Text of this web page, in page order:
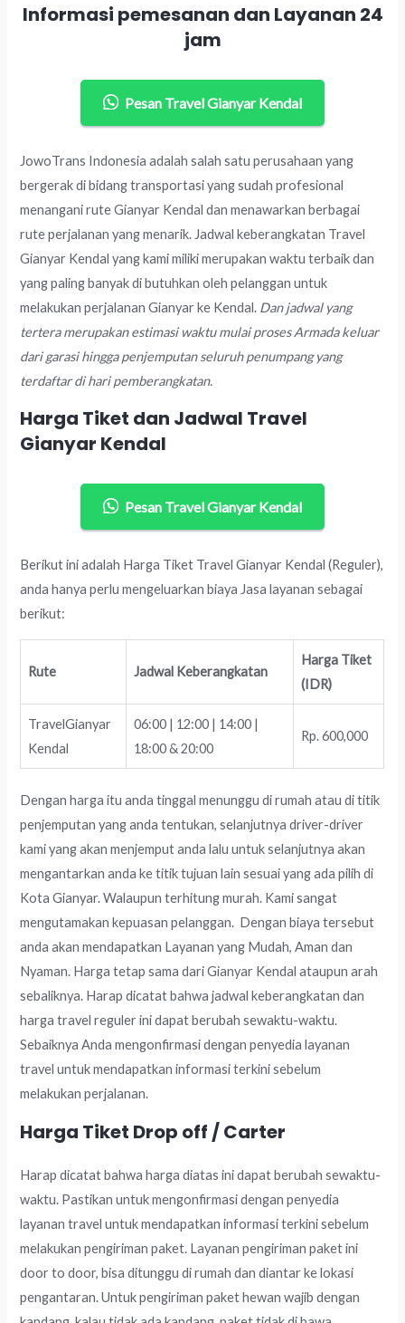
Informasi pemesanan dan Layanan 24
jam
Pesan Travel Gianyar Kendal
JowoTrans Indonesia adalah salah satu perusahaan yang
bergerak di bidang transportasi yang sudah profesional
menangani rute Gianyar Kendal dan menawarkan berbagai
rute perjalanan yang menarik. Jadwal keberangkatan Travel
Gianyar Kendal yang kami miliki merupakan waktu terbaik dan
yang paling banyak di butuhkan oleh pelanggan untuk
melakukan perjalanan Gianyar ke Kendal. Dan jadwal yang
tertera merupakan estimasi waktu mulai proses Armada keluar
dari garasi hingga penjemputan seluruh penumpang yang
terdaftar di hari pemberangkatan.
Harga Tiket dan Jadwal Travel
Gianyar Kendal
Pesan Travel Gianyar Kendal
Berikut ini adalah Harga Tiket Travel Gianyar Kendal (Reguler),
anda hanya perlu mengeluarkan biaya Jasa layanan sebagai
berikut:
Rute Jadwal Keberangkatan
Harga Tiket
(IDR)
TravelGianyar
Kendal
06:00 | 12:00 | 14:00 |
18:00 & 20:00
Rp. 600,000
Dengan harga itu anda tinggal menunggu di rumah atau di titik
penjemputan yang anda tentukan, selanjutnya driver-driver
kami yang akan menjemput anda lalu untuk selanjutnya akan
mengantarkan anda ke titik tujuan lain sesuai yang ada pilih di
Kota Gianyar. Walaupun terhitung murah. Kami sangat
mengutamakan kepuasan pelanggan. Dengan biaya tersebut
anda akan mendapatkan Layanan yang Mudah, Aman dan
Nyaman. Harga tetap sama dari Gianyar Kendal ataupun arah
sebaliknya. Harap dicatat bahwa jadwal keberangkatan dan
harga travel reguler ini dapat berubah sewaktu-waktu.
Sebaiknya Anda mengonfirmasi dengan penyedia layanan
travel untuk mendapatkan informasi terkini sebelum
melakukan perjalanan.
Harga Tiket Drop off / Carter
Harap dicatat bahwa harga diatas ini dapat berubah sewaktu-
waktu. Pastikan untuk mengonfirmasi dengan penyedia
layanan travel untuk mendapatkan informasi terkini sebelum
melakukan pengiriman paket. Layanan pengiriman paket ini
door to door, bisa ditunggu di rumah dan diantar ke lokasi
pengantaran. Untuk pengiriman paket hewan wajib dengan